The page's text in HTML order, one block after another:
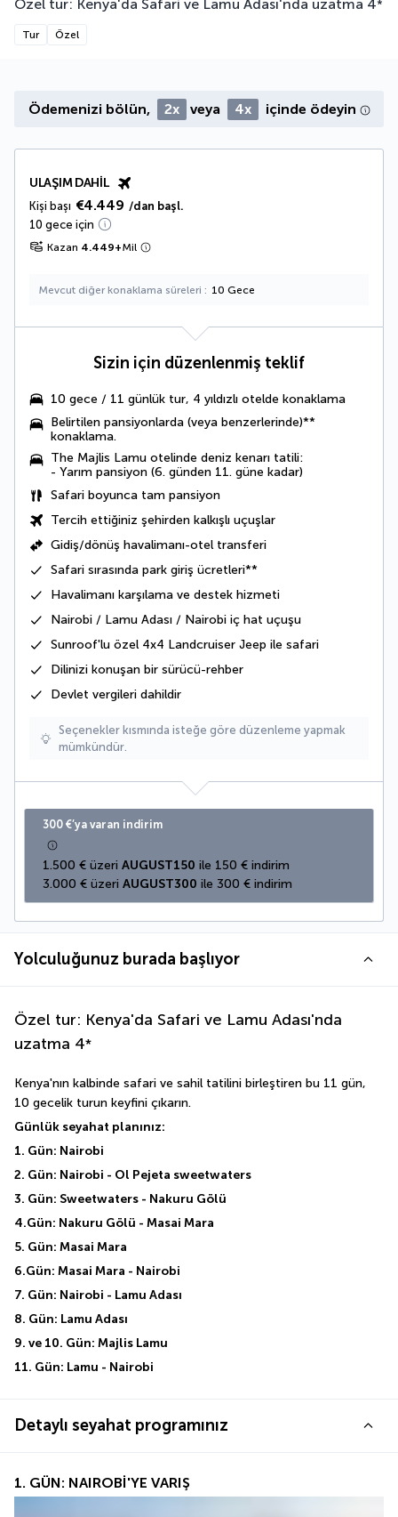
Özel tur: Kenya'da Safari ve Lamu Adası'nda uzatma 4*
Tur Özel
Ödemenizi bölün, 2x veya 4x içinde ödeyin
ULAŞIM DAHIL
Kişi başı €4.449 /dan başl.
10 gece için
Kazan 4.449+Mil
Mevcut diğer konaklama süreleri 10 Gece
Sizin için düzenlenmiş teklif
10 gece / 11 günlük tur, 4 yıldızlı otelde konaklama
Belirtilen pansiyonlarda (veya benzerlerinde)**
konaklama.
The Majlis Lamu otelinde deniz kenarı tatili:
- Yarım pansiyon (6. günden 11. güne kadar)
Safari boyunca tam pansiyon
Tercih ettiğiniz şehirden kalkışlı uçuşlar
Gidiş/dönüş havalimanı-otel transferi
Safari sırasında park giriş ücretleri**
Havalimanı karşılama ve destek hizmeti
Nairobi / Lamu Adası / Nairobi iç hat uçuşu
Sunroof'lu özel 4x4 Landcruiser Jeep ile safari
Dilinizi konuşan bir sürücü-rehber
Devlet vergileri dahildir
Seçenekler kısmında isteğe göre düzenleme yapmak
mümkündür.
300 €’ya varan indirim
1.500 € üzeri AUGUST150 ile 150 € indirim
3.000 € üzeri AUGUST300 ile 300 € indirim
Yolculuğunuz burada başlıyor
Özel tur: Kenya'da Safari ve Lamu Adası'nda
uzatma 4*
Kenya'nın kalbinde safari ve sahil tatilini birleştiren bu 11 gün,
10 gecelik turun keyfini çıkarın.
Günlük seyahat planınız:
1. Gün: Nairobi
2. Gün: Nairobi - Ol Pejeta sweetwaters
3. Gün: Sweetwaters - Nakuru Gölü
4.Gün: Nakuru Gölü - Masai Mara
5. Gün: Masai Mara
6.Gün: Masai Mara - Nairobi
7. Gün: Nairobi - Lamu Adası
8. Gün: Lamu Adası
9. ve 10. Gün: Majlis Lamu
11. Gün: Lamu - Nairobi
Detaylı seyahat programınız
1. GÜN: NAIROBİ'YE VARIŞ